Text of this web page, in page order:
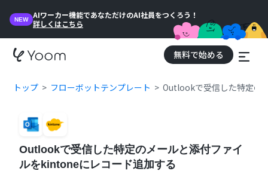
NEW
AIワーカー機能であなただけのAI社員をつくろう！
詳しくはこちら
無料で始める
トップ フローボットテンプレート Outlookで受信した特定の
Outlookで受信した特定のメールと添付ファイ
ルをkintoneにレコード追加する